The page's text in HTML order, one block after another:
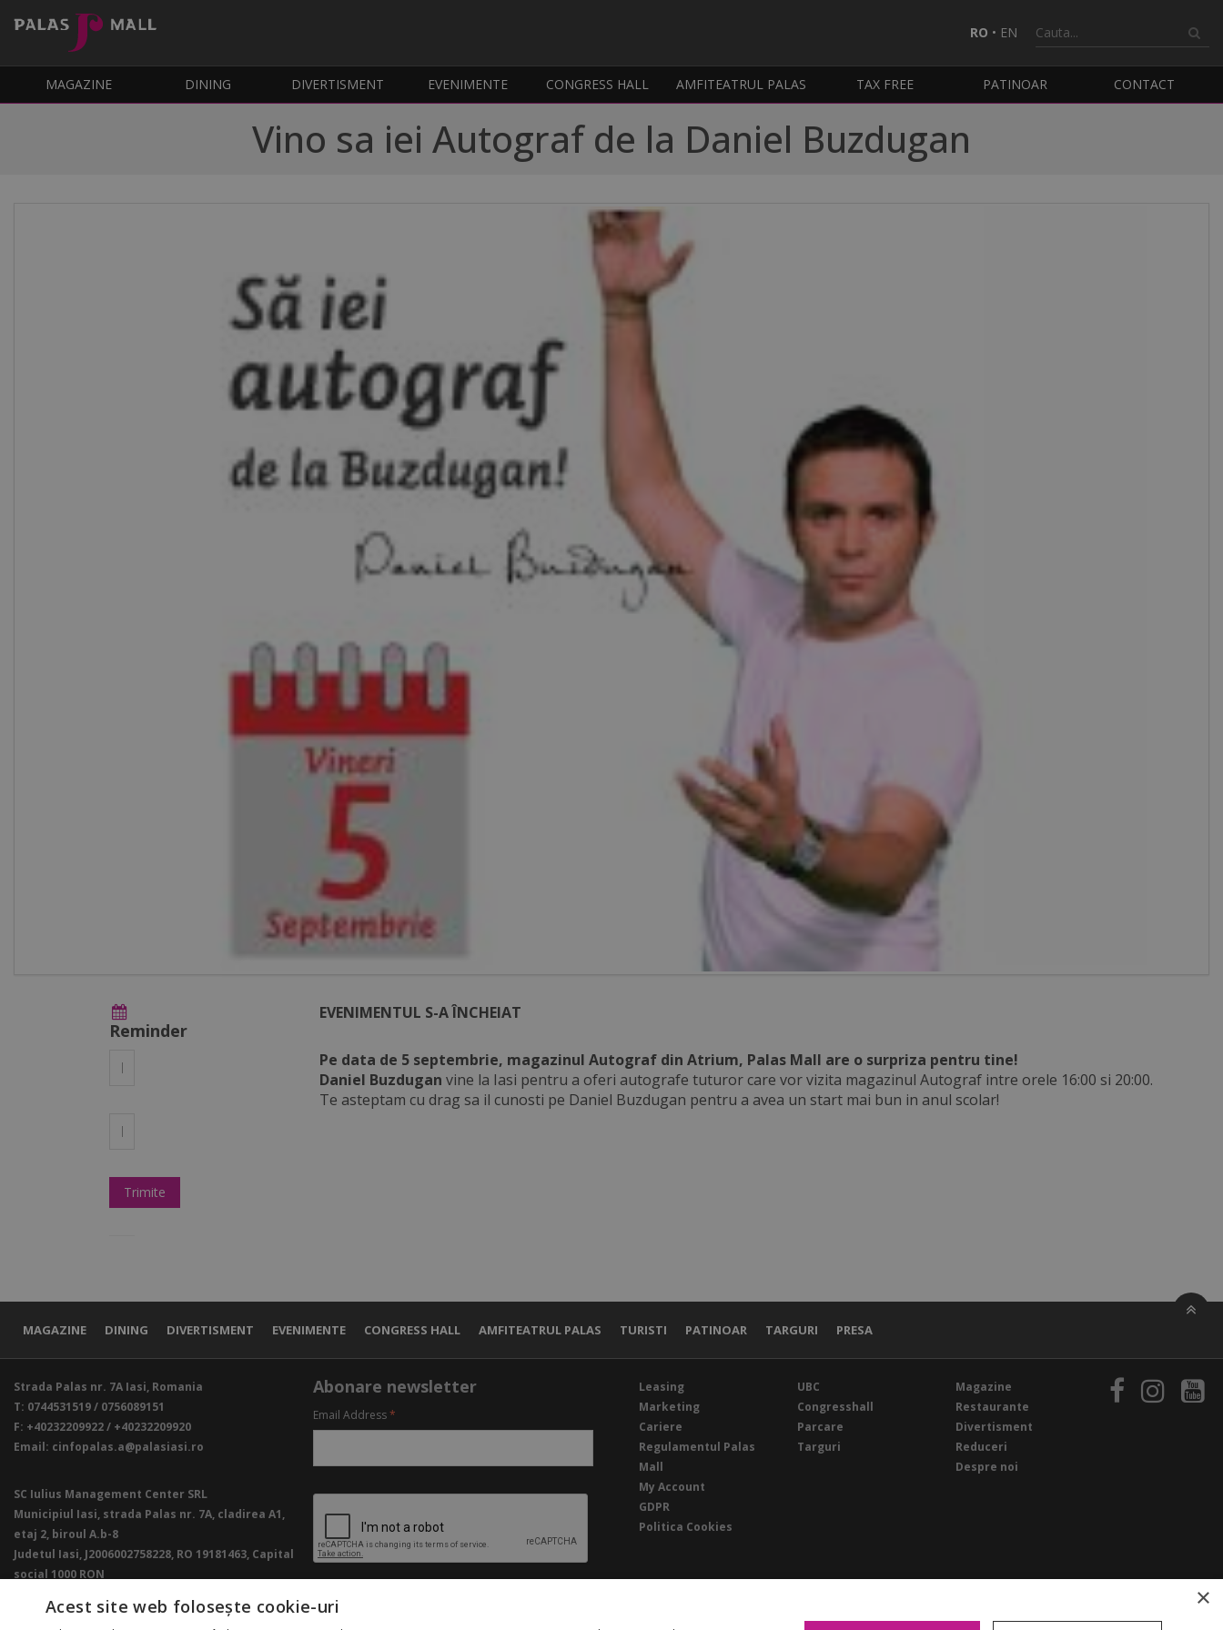
RO • EN
MAGAZINE DINING DIVERTISMENT EVENIMENTE CONGRESS HALL AMFITEATRUL PALAS TAX FREE PATINOAR CONTACT
Vino sa iei Autograf de la Daniel Buzdugan
EVENIMENTUL S-A ÎNCHEIAT
Pe data de 5 septembrie, magazinul Autograf din Atrium, Palas Mall are o surpriza pentru tine!
Daniel Buzdugan vine la Iasi pentru a oferi autografe tuturor care vor vizita magazinul Autograf intre orele 16:00 si 20:00.
Te asteptam cu drag sa il cunosti pe Daniel Buzdugan pentru a avea un start mai bun in anul scolar!
Reminder
MAGAZINE DINING DIVERTISMENT EVENIMENTE CONGRESS HALL AMFITEATRUL PALAS TURISTI PATINOAR TARGURI PRESA
Strada Palas nr. 7A Iasi, Romania
T: 0744531519 / 0756089151
F: +40232209922 / +40232209920
Email: cinfopalas.a@palasiasi.ro
SC Iulius Management Center SRL
Municipiul Iasi, strada Palas nr. 7A, cladirea A1,
etaj 2, biroul A.b-8
Judetul Iasi, J2006002758228, RO 19181463, Capital
social 1000 RON
Abonare newsletter
Email Address*
Leasing
Marketing
Cariere
Regulamentul Palas
Mall
My Account
GDPR
Politica Cookies
UBC
Congresshall
Parcare
Targuri
Magazine
Restaurante
Divertisment
Reduceri
Despre noi
×
Acest site web folosește cookie-uri